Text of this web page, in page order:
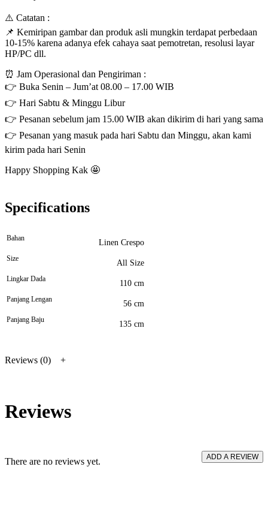
⚠️ Catatan :
📌 Kemiripan gambar dan produk asli mungkin terdapat perbedaan
10-15% karena adanya efek cahaya saat pemotretan, resolusi layar
HP/PC dll.
⏰ Jam Operasional dan Pengiriman :
👉 Buka Senin – Jum’at 08.00 – 17.00 WIB
👉 Hari Sabtu & Minggu Libur
👉 Pesanan sebelum jam 15.00 WIB akan dikirim di hari yang sama
👉 Pesanan yang masuk pada hari Sabtu dan Minggu, akan kami
kirim pada hari Senin
Happy Shopping Kak 🤩
Specifications
Bahan Linen Crespo
Size All Size
Lingkar Dada 110 cm
Panjang Lengan 56 cm
Panjang Baju 135 cm
Reviews (0)
Reviews
There are no reviews yet. ADD A REVIEW